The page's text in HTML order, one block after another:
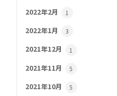
2022年2月 1
2022年1月 3
2021年12月 1
2021年11月 5
2021年10月 5